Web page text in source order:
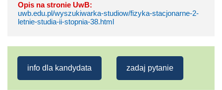
Opis na stronie UwB:
uwb.edu.pl/wyszukiwarka-studiow/fizyka-stacjonarne-2-
letnie-studia-ii-stopnia-38.html
info dla kandydata zadaj pytanie